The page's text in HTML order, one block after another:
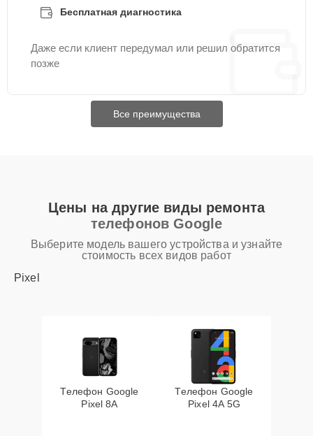
Бесплатная диагностика
Даже если клиент передумал или решил обратится
позже
Все преимущества
Цены на другие виды ремонта
телефонов Google
Выберите модель вашего устройства и узнайте
стоимость всех видов работ
Pixel
Телефон Google
Pixel 8A
Телефон Google
Pixel 4A 5G